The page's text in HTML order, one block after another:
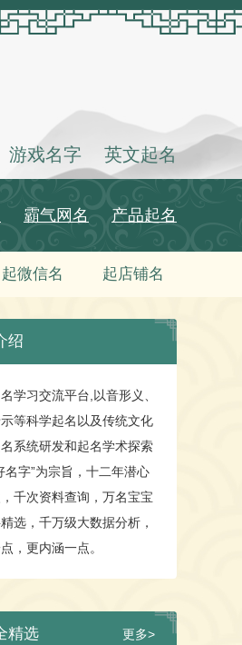
游戏名字 英文起名
霸气网名 产品起名
起微信名 起店铺名
性别
绍
学习交流平台,以音形义、
等科学起名以及传统文化
系统研发和起名学术探索
名字”为宗旨，十二年潜心
千次资料查询，万名宝宝
选，千万级大数据分析，
，更内涵一点。
精选 更多>